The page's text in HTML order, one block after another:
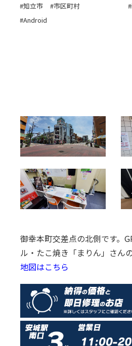
#知立市
#市区町村
#Android
御幸本町交差点の北側です。
ル・たこ焼き「まりん」さん
地図はこちら